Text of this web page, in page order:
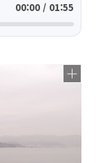
00:00 / 01:55